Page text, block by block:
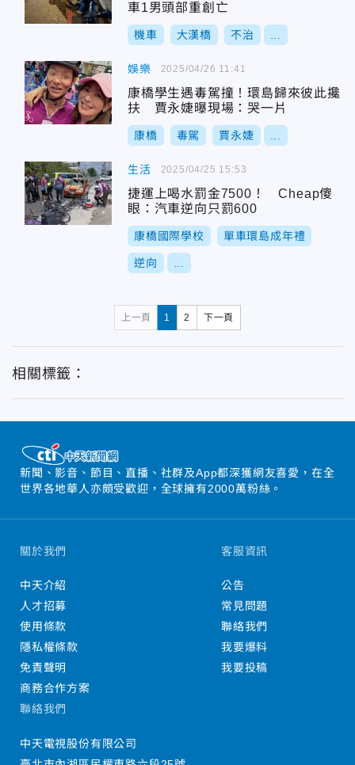
車1男頭部重創亡
機車 大漢橋 不治
娛樂
康橋學生遇毒駕撞！環島歸來彼此攙
扶 賈永婕曝現場：哭一片
康橋 毒駕 賈永婕
2025/04/26 11:41
生活
捷運上喝水罰金7500！ Cheap傻
眼：汽車逆向只罰600
康橋國際學校 單車環島成年禮
逆向
2025/04/25 15:53
上一頁 1 2 下一頁
相關標籤：
新聞、影音、節目、直播、社群及App都深獲網友喜愛，在全
世界各地華人亦頗受歡迎，全球擁有2000萬粉絲。
關於我們
中天介紹
人才招募
使用條款
隱私權條款
免責聲明
商務合作方案
客服資訊
公告
常見問題
聯絡我們
我要爆料
我要投稿
聯絡我們
中天電視股份有限公司